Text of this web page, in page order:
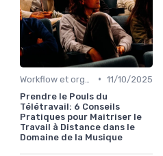
• 11/10/2025
Prendre le Pouls du
Télétravail: 6 Conseils
Pratiques pour Maitriser le
Travail à Distance dans le
Domaine de la Musique